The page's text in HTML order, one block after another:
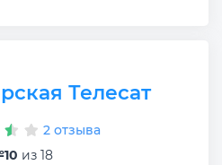
Телесат
2 отзыва
из 18